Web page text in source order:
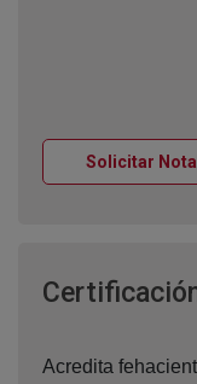
Solicitar
Acredita